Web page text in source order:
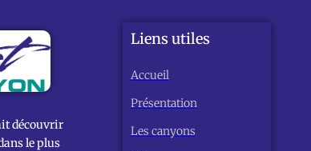
découvrir
le plus
Liens utiles
Accueil
Présentation
Les canyons